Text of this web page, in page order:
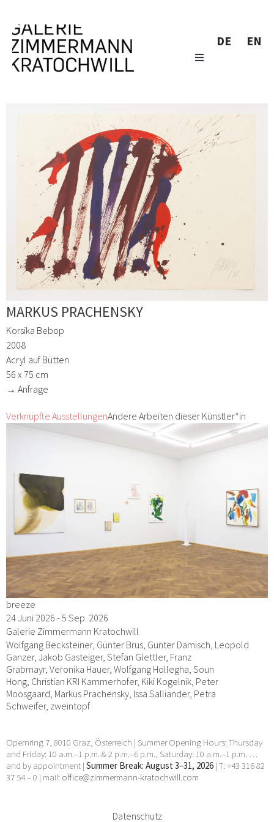
DE EN
MARKUS PRACHENSKY
Korsika Bebop
2008
Acryl auf Bütten
56 x 75 cm
→ Anfrage
Verknüpfte AusstellungenAndere Arbeiten dieser Künstler*in
breeze
24 Juni 2026 - 5 Sep. 2026
Galerie Zimmermann Kratochwill
Wolfgang Becksteiner, Günter Brus, Gunter Damisch, Leopold
Ganzer, Jakob Gasteiger, Stefan Glettler, Franz
Grabmayr, Veronika Hauer, Wolfgang Hollegha, Soun
Hong, Christian KRI Kammerhofer, Kiki Kogelnik, Peter
Moosgaard, Markus Prachensky, Issa Salliander, Petra
Schweifer, zweintopf
Opernring 7, 8010 Graz, Österreich | Summer Opening Hours: Thursday
and Friday: 10 a.m.–1 p.m. & 2 p.m.–6 p.m., Saturday: 10 a.m.–1 p.m. …
and by appointment | Summer Break: August 3–31, 2026 | T: +43 316 82
37 54 – 0 | mail: office@zimmermann-kratochwill.com
Datenschutz